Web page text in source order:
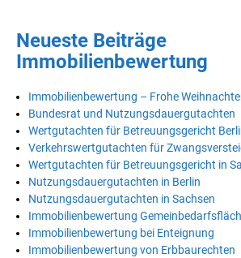
Neueste Beiträge
Immobilienbewertung
Immobilienbewertung – Frohe
Bundesrat und Nutzungsdauergutachten
Wertgutachten für Betreuungsgericht
Verkehrswertgutachten für
Wertgutachten für Betreuungsgericht in
Nutzungsdauergutachten in Berlin
Nutzungsdauergutachten in Sachsen
Immobilienbewertung
Immobilienbewertung bei Enteignung
Immobilienbewertung von Erbbaurechten